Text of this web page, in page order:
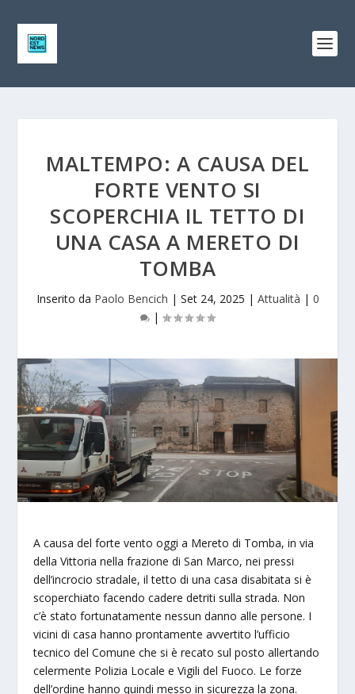
MALTEMPO: A CAUSA DEL
FORTE VENTO SI
SCOPERCHIA IL TETTO DI
UNA CASA A MERETO DI
TOMBA
Inserito da Paolo Bencich | Set 24, 2025 | Attualità | 0
|
A causa del forte vento oggi a Mereto di Tomba, in via
della Vittoria nella frazione di San Marco, nei pressi
dell’incrocio stradale, il tetto di una casa disabitata si è
scoperchiato facendo cadere detriti sulla strada. Non
c’è stato fortunatamente nessun danno alle persone. I
vicini di casa hanno prontamente avvertito l’ufficio
tecnico del Comune che si è recato sul posto allertando
celermente Polizia Locale e Vigili del Fuoco. Le forze
dell’ordine hanno quindi messo in sicurezza la zona.